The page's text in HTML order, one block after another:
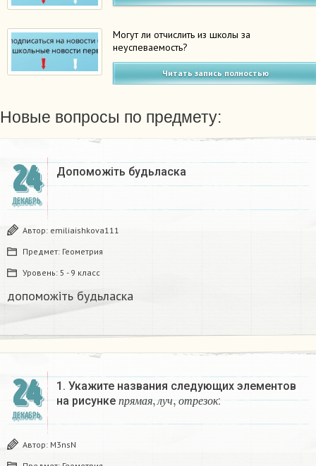
Могут ли отчислить из школы за
неуспеваемость?
Читать запись полностью
Новые вопросы по предмету:
24
ДЕКАБРЬ
Допоможіть будьласка
Автор: emiliaishkova111
Предмет: Геометрия
Уровень: 5 - 9 класс
допоможіть будьласка
24
ДЕКАБРЬ
1. Укажите названия следующих элементов
на рисунке
прямая л у ч о т р е зо к
прямая,л уч, отрезок
:
Автор: M3nsN